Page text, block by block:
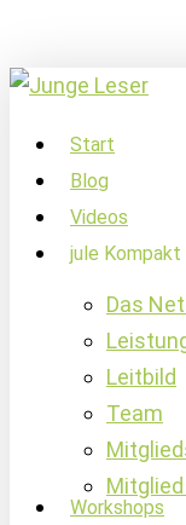
to
main
content
account
Menu
Start
Blog
Videos
jule Kompakt
Das
Leitbild
Team
Workshops